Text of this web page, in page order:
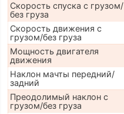
Скорость спуска с грузом/
без груза
Скорость движения с
грузом/без груза
Мощность двигателя
движения
Наклон мачты передний/
задний
Преодолимый наклон с
грузом/без груза